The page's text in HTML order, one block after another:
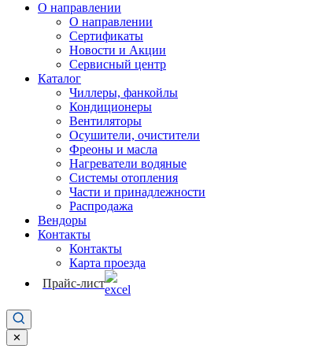
О направлении
О направлении
Сертификаты
Новости и Акции
Сервисный центр
Каталог
Чиллеры, фанкойлы
Кондиционеры
Вентиляторы
Осушители, очистители
Фреоны и масла
Нагреватели водяные
Системы отопления
Части и принадлежности
Раcпродажа
Вендоры
Контакты
Контакты
Карта проезда
Прайс-лист
✕